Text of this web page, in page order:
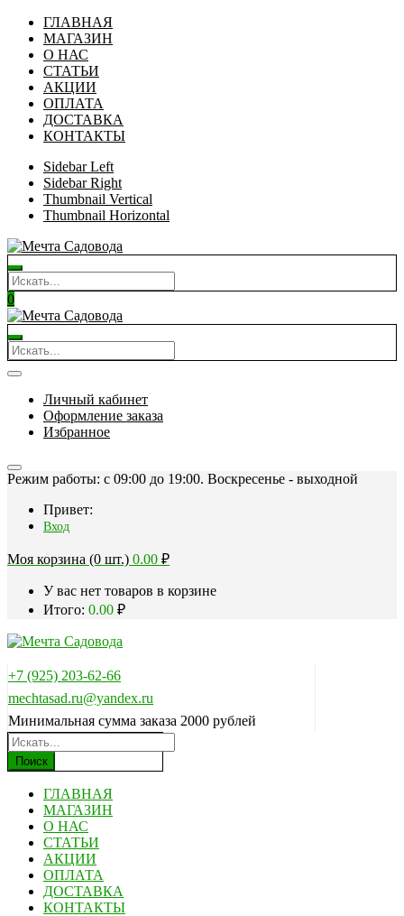
ГЛАВНАЯ
МАГАЗИН
О НАС
СТАТЬИ
АКЦИИ
ОПЛАТА
ДОСТАВКА
КОНТАКТЫ
Sidebar Left
Sidebar Right
Thumbnail Vertical
Thumbnail Horizontal
0
Личный кабинет
Оформление заказа
Избранное
Режим работы: c 09:00 до 19:00. Воскресенье - выходной
Привет:
Вход
Моя корзина (0 шт.) 0.00 ₽
У вас нет товаров в корзине
Итого: 0.00 ₽
+7 (925) 203-62-66
mechtasad.ru@yandex.ru
Минимальная сумма заказа 2000 рублей
Поиск
ГЛАВНАЯ
МАГАЗИН
О НАС
СТАТЬИ
АКЦИИ
ОПЛАТА
ДОСТАВКА
КОНТАКТЫ